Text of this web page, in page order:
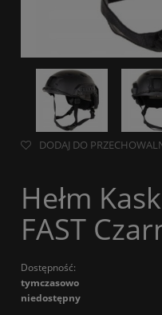
DODAJ DO
Hełm
FAST
Dostępność:
tymczasowo
niedostępny